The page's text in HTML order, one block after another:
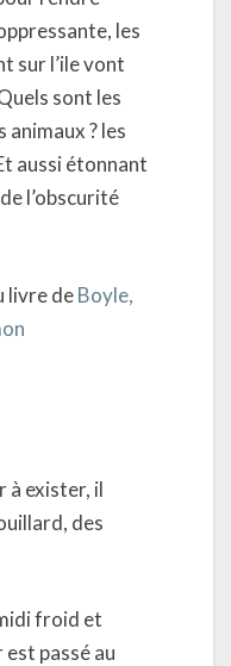
les
sur l’ile vont
sont les
animaux ? les
aussi étonnant
l’obscurité
livre deBoyle,
à exister, il
des
froid et
passé au